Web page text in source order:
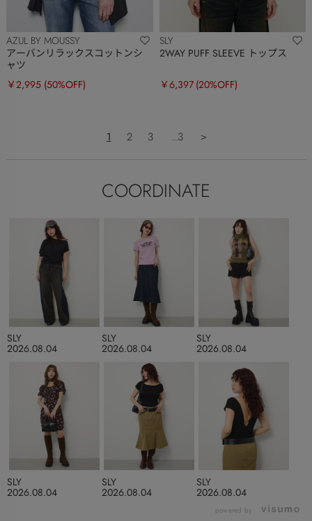
AZUL BY MOUSSY
アーバンリラックスコットンシ
ャツ
￥2,995 (50%OFF)
SLY
2WAY PUFF SLEEVE トップス
￥6,397 (20%OFF)
1 2 3 ...3 ＞
COORDINATE
2026.08.04
SLY
2026.08.04
SLY
2026.08.04
SLY
2026.08.04
SLY
2026.08.04
SLY
2026.08.04
SLY
powered by